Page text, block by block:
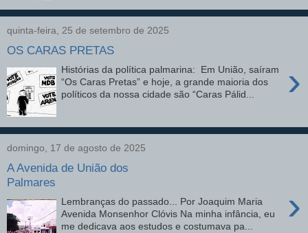
quinta-feira, 25 de setembro de 2025
OS CARAS PRETAS
›
Histórias da política palmarina: Em União, saíram
“Os Caras Pretas” e hoje, a grande maioria dos
políticos da nossa cidade são “Caras Pálid...
domingo, 17 de agosto de 2025
A Avenida de União dos
Palmares
›
Lembranças do passado... Por Joaquim Maria
Avenida Monsenhor Clóvis Na minha infância, eu
me dedicava aos estudos e costumava pa...